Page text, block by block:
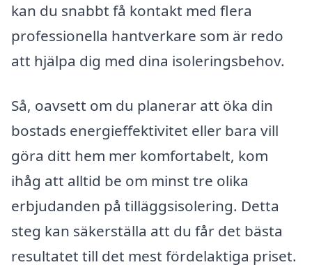
kan du snabbt få kontakt med flera
professionella hantverkare som är redo
att hjälpa dig med dina isoleringsbehov.
Så, oavsett om du planerar att öka din
bostads energieffektivitet eller bara vill
göra ditt hem mer komfortabelt, kom
ihåg att alltid be om minst tre olika
erbjudanden på tilläggsisolering. Detta
steg kan säkerställa att du får det bästa
resultatet till det mest fördelaktiga priset.